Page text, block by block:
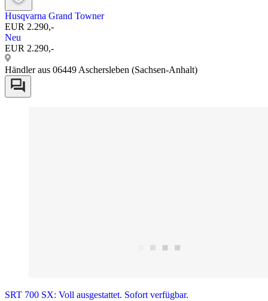
Husqvarna Grand Towner
EUR 2.290,-
Neu
EUR 2.290,-
Händler aus 06449 Aschersleben (Sachsen-Anhalt)
SRT 700 SX: Voll ausgestattet. Sofort verfügbar.